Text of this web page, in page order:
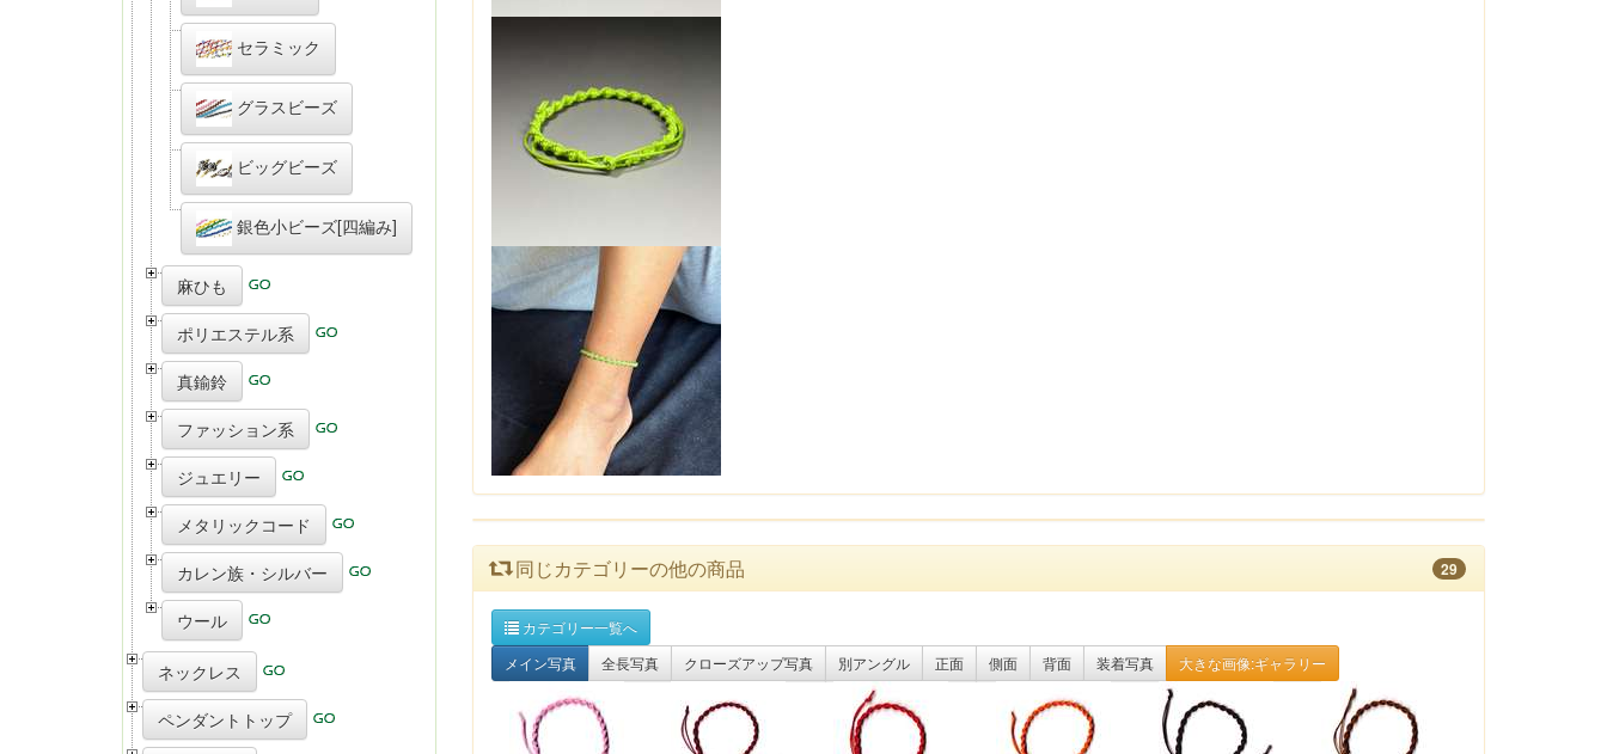
同じカテゴリーの他の商品 29
カテゴリー一覧へ
メイン写真
全長写真 クローズアップ写真 別アングル 正面 側面 背面 装着写真 大きな画像:ギャラリー
セラミック
グラスビーズ
ビッグビーズ
銀色小ビーズ[四編み]
麻ひも
ポリエステル系
真鍮鈴
ファッション系
ジュエリー
メタリックコード
カレン族・シルバー
ウール
ネックレス
ペンダントトップ